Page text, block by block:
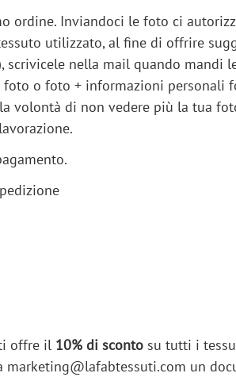
ordine. Inviandoci le foto ci
utilizzato, al fine di offrire
nella mail quando mandi
foto o foto + informazioni
volontà di non vedere più la tua
offre il 10% di sconto su tutti i
un